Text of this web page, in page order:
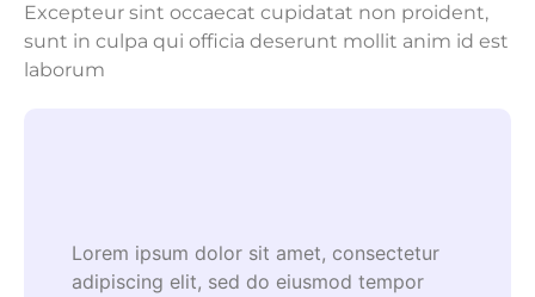
Excepteur sint occaecat cupidatat non proident,
sunt in culpa qui officia deserunt mollit anim id est
laborum
Lorem ipsum dolor sit amet, consectetur
adipiscing elit, sed do eiusmod tempor